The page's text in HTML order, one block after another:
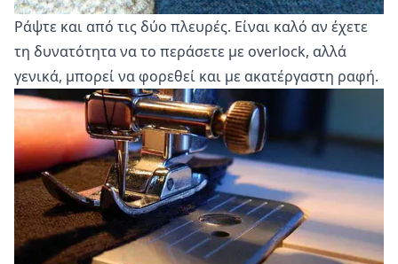
Ράψτε και από τις δύο πλευρές. Είναι καλό αν έχετε
τη δυνατότητα να το περάσετε με overlock, αλλά
γενικά, μπορεί να φορεθεί και με ακατέργαστη ραφή.